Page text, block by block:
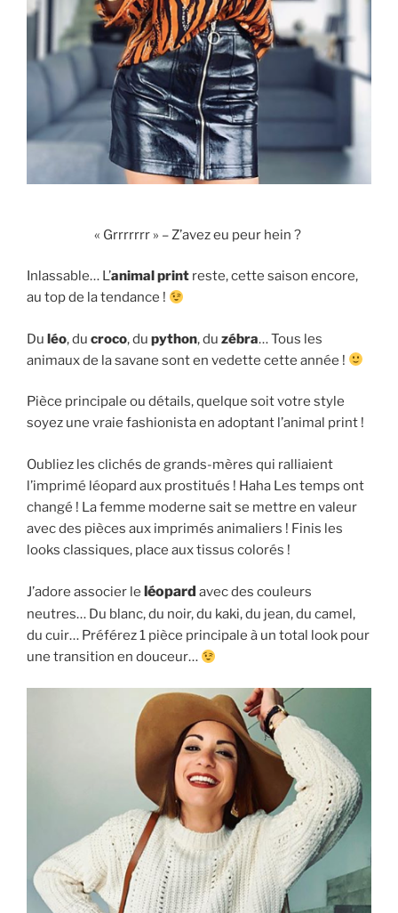
« Grrrrrrr » – Z’avez eu peur hein ?
Inlassable… L’animal print reste, cette saison encore,
au top de la tendance !
Du léo, du croco, du python, du zébra… Tous les
animaux de la savane sont en vedette cette année !
Pièce principale ou détails, quelque soit votre style
soyez une vraie fashionista en adoptant l’animal print !
Oubliez les clichés de grands-mères qui ralliaient
l’imprimé léopard aux prostitués ! Haha Les temps ont
changé ! La femme moderne sait se mettre en valeur
avec des pièces aux imprimés animaliers ! Finis les
looks classiques, place aux tissus colorés !
J’adore associer le léopard avec des couleurs
neutres… Du blanc, du noir, du kaki, du jean, du camel,
du cuir… Préférez 1 pièce principale à un total look pour
une transition en douceur…